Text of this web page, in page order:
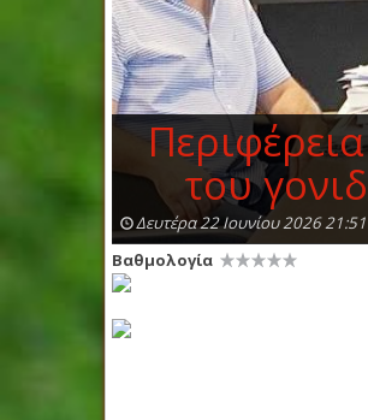
του
Δευτέρα 22 Ιουνίου 2026 21:51
Βαθμολογία